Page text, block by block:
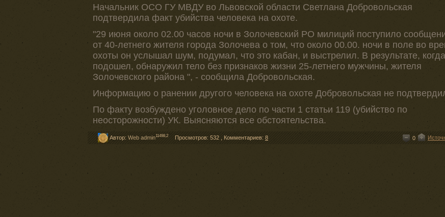
Начальник ОСО ГУ МВДУ во Львовской области Светлана Добровольская
подтвердила факт убийства человека на охоте.
"29 июня около 02.00 часов ночи в Золочевский РО милиций поступило
от 40-летнего жителя города Золочева о том, что около 00.00. ночи в поле во
охоты он услышал шум, подумал, что это кабан, и выстрелил. В результате, когда
подошел, обнаружил тело без признаков жизни 25-летнего мужчины, жителя
Золочевского района ", - сообщила Добровольская.
Информацию о ранении другого человека на охоте Добровольская не
По факту возбуждено уголовное дело по части 1 статьи 119 (убийство по
неосторожности) УК. Выясняются все обстоятельства.
Автор: Web admin11498,2 Просмотров: 532 Комментариев: 8 0